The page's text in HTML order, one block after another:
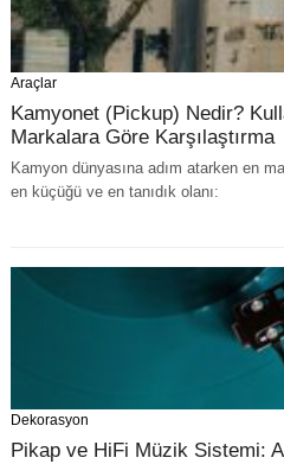
Araçlar
Kamyonet (Pickup) Nedir?
Markalara Göre Karşılaştırma
Kamyon dünyasına adım atarken en
en küçüğü ve en tanıdık olanı:
Dekorasyon
Pikap ve HiFi Müzik Sistemi: